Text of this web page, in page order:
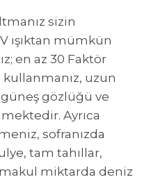
sizin
ışıktan mümkün
en az 30 Faktör
uzun
gözlüğü ve
Ayrıca
sofranızda
tam tahıllar,
miktarda deniz